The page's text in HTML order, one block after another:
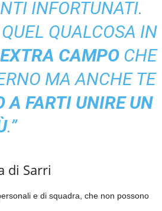
INFORTUNATI.
QUALCOSA IN
CAMPOCHE
MA ANCHE TE
A FARTI UNIRE UN
.”
di Sarri
e di squadra, che non possono